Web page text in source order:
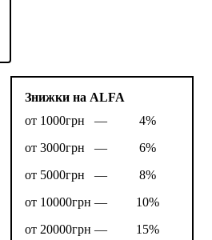
Знижки на ALFA
от 1000грн —
4%
от 3000грн —
6%
от 5000грн —
8%
от 10000грн —
10%
от 20000грн —
15%